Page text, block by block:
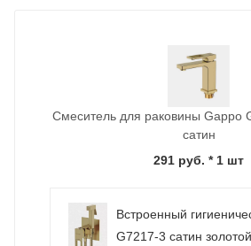
Смеситель для раковины Gappo
сатин
291 руб. * 1 шт
Встроенный
G7217-3 сатин золотой